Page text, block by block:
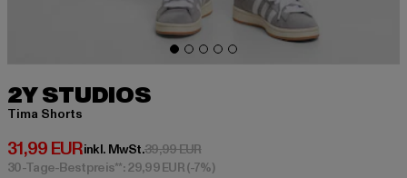
2Y STUDIOS
Tima Shorts
31,99 EUR
Derzeitiger Preis: 31,99 EUR
inkl. MwSt.39,99 EURAktionspreis: 39,99 EUR
30-Tage-Bestpreis**: 29,99 EUR(-7%)